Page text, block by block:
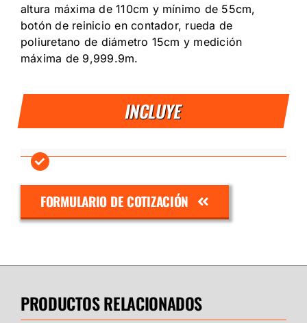
INCLUYE
altura máxima de 110cm y mínimo de 55cm,
botón de reinicio en contador, rueda de
poliuretano de diámetro 15cm y medición
máxima de 9,999.9m.
FORMULARIO DE COTIZACIÓN
PRODUCTOS RELACIONADOS